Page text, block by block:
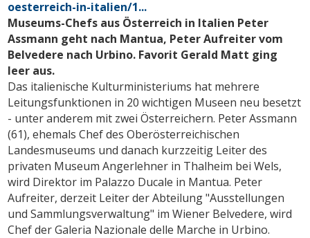
oesterreich-in-italien/1...
Museums-Chefs aus Österreich in Italien Peter
Assmann geht nach Mantua, Peter Aufreiter vom
Belvedere nach Urbino. Favorit Gerald Matt ging
leer aus.
Das italienische Kulturministeriums hat mehrere
Leitungsfunktionen in 20 wichtigen Museen neu besetzt
- unter anderem mit zwei Österreichern. Peter Assmann
(61), ehemals Chef des Oberösterreichischen
Landesmuseums und danach kurzzeitig Leiter des
privaten Museum Angerlehner in Thalheim bei Wels,
wird Direktor im Palazzo Ducale in Mantua. Peter
Aufreiter, derzeit Leiter der Abteilung "Ausstellungen
und Sammlungsverwaltung" im Wiener Belvedere, wird
Chef der Galeria Nazionale delle Marche in Urbino.